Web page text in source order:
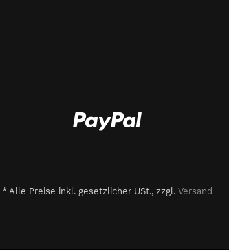
* Alle Preise inkl. gesetzlicher USt., zzgl. Versand